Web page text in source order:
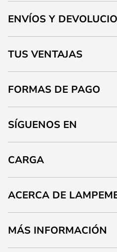
ENVÍOS Y
TUS VENTAJAS
FORMAS DE PAGO
SÍGUENOS EN
CARGA
ACERCA DE
MÁS INFORMACIÓN